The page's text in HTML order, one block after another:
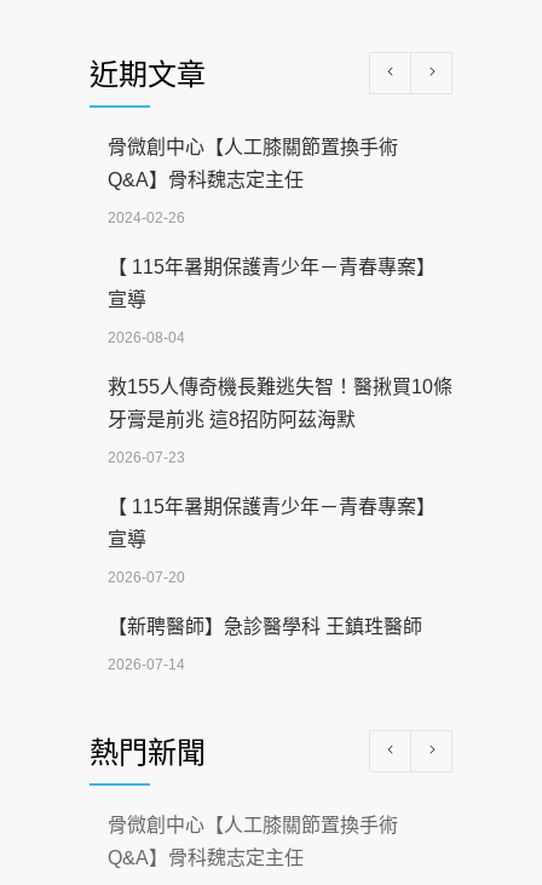
近期文章
骨微創中心【人工膝關節置換手術
Q&A】骨科魏志定主任
2024-02-26
【 115年暑期保護青少年－青春專案】
宣導
2026-08-04
救155人傳奇機長難逃失智！醫揪買10條
牙膏是前兆 這8招防阿茲海默
2026-07-23
【 115年暑期保護青少年－青春專案】
宣導
2026-07-20
【新聘醫師】急診醫學科 王鎮珄醫師
2026-07-14
科能量
2026-07-08
沒菸酒也瀕臨洗腎？65歲男靠「這習
慣」逆轉腎功能 醫揭3招救命
熱門新聞
骨微創中心【人工膝關節置換手術
Q&A】骨科魏志定主任